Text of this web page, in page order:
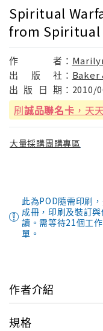
Spiritual
from Spiritual
作 者：
出
版 社： Baker
出 版 日 期： 2010/
刷誠品聯名卡 ，天
大量採購團購專區
此為POD隨需印刷
成冊，印刷及裝訂
讀。需等待21個工
單。
作者介紹
規格